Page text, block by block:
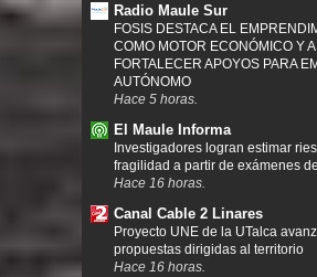
Radio Maule Sur
FOSIS DESTACA EL
COMO MOTOR ECONÓMICO Y
FORTALECER APOYOS PARA
AUTÓNOMO
Hace 5 horas.
El Maule Informa
Investigadores logran estimar
fragilidad a partir de exámenes
Hace 16 horas.
Canal Cable 2 Linares
Proyecto UNE de la UTalca
propuestas dirigidas al territorio
Hace 16 horas.